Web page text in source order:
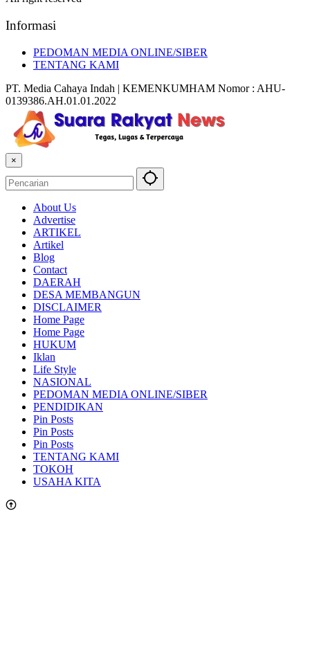
Informasi
PEDOMAN MEDIA ONLINE/SIBER
TENTANG KAMI
PT. Media Cahaya Indah | KEMENKUMHAM Nomor : AHU-
0139386.AH.01.01.2022
×
About Us
Advertise
ARTIKEL
Artikel
Blog
Contact
DAERAH
DESA MEMBANGUN
DISCLAIMER
Home Page
Home Page
HUKUM
Iklan
Life Style
NASIONAL
PEDOMAN MEDIA ONLINE/SIBER
PENDIDIKAN
Pin Posts
Pin Posts
Pin Posts
TENTANG KAMI
TOKOH
USAHA KITA